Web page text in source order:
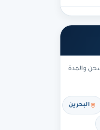
والمدة
البحرين